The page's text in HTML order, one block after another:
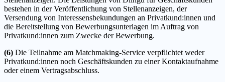
bestehen in der Veröffentlichung von Stellenanzeigen, der
Versendung von Interessensbekundungen an Privatkund:innen und
die Bereitstellung von Bewerbungsunterlagen im Auftrag von
Privatkund:innen zum Zwecke der Bewerbung.
(6) Die Teilnahme am Matchmaking-Service verpflichtet weder
Privatkund:innen noch Geschäftskunden zu einer Kontaktaufnahme
oder einem Vertragsabschluss.